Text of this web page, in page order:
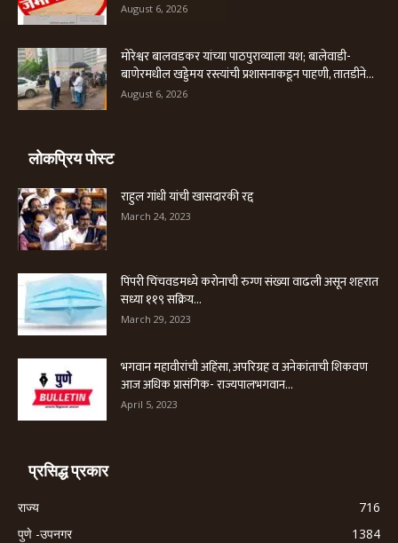
August 6, 2026
मोरेश्वर बालवडकर यांच्या पाठपुराव्याला यश; बालेवाडी-
बाणेरमधील खड्डेमय रस्त्यांची प्रशासनाकडून पाहणी, तातडीने...
August 6, 2026
लोकप्रिय पोस्ट
राहुल गांधी यांची खासदारकी रद्द
March 24, 2023
पिंपरी चिंचवडमध्ये करोनाची रुग्ण संख्या वाढली असून शहरात
सध्या ११९ सक्रिय...
March 29, 2023
भगवान महावीरांची अहिंसा, अपरिग्रह व अनेकांताची शिकवण
आज अधिक प्रासंगिक- राज्यपालभगवान...
April 5, 2023
प्रसिद्ध प्रकार
राज्य
716
पुणे -उपनगर
1384